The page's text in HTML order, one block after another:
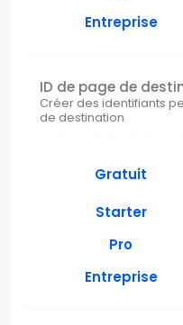
Entreprise
ID de page de
Créer des identifiants
de destination
Gratuit
Starter
Pro
Entreprise